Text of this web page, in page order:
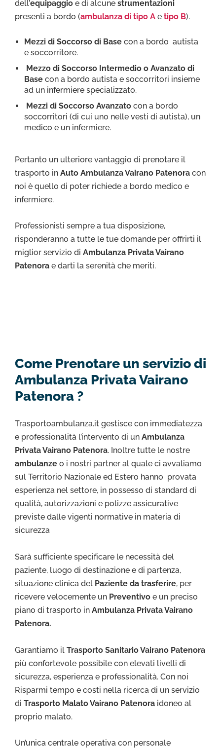
dell’equipaggio e di alcune strumentazioni
presenti a bordo (ambulanza di tipo A e tipo B).
Mezzi di Soccorso di Basecon a bordo autista
e soccorritore.
Mezzo di Soccorso Intermedio o Avanzato di
Basecon a bordo autista e soccorritori insieme
ad un infermiere specializzato.
Mezzi di Soccorso Avanzatocon a bordo
soccorritori (di cui uno nelle vesti di autista), un
medico e un infermiere.
Pertanto un ulteriore vantaggio di prenotare il
trasporto in Auto Ambulanza Vairano Patenora con
noi è quello di poter richiede a bordo medico e
infermiere.
Professionisti sempre a tua disposizione,
risponderanno a tutte le tue domande per offrirti il
miglior servizio di Ambulanza Privata Vairano
Patenora e darti la serenità che meriti.
Come Prenotare un servizio di
Ambulanza Privata Vairano
Patenora ?
Trasportoambulanza.it gestisce con immediatezza
e professionalità l’intervento di un Ambulanza
Privata Vairano Patenora. Inoltre tutte le nostre
ambulanze o i nostri partner al quale ci avvaliamo
sul Territorio Nazionale ed Estero hanno provata
esperienza nel settore, in possesso di standard di
qualità, autorizzazioni e polizze assicurative
previste dalle vigenti normative in materia di
sicurezza
Sarà sufficiente specificare le necessità del
paziente, luogo di destinazione e di partenza,
situazione clinica del Paziente da trasferire, per
ricevere velocemente un Preventivo e un preciso
piano di trasporto in Ambulanza Privata Vairano
Patenora.
Garantiamo il Trasporto Sanitario Vairano Patenora
più confortevole possibile con elevati livelli di
sicurezza, esperienza e professionalità. Con noi
Risparmi tempo e costi nella ricerca di un servizio
di Trasporto Malato Vairano Patenora idoneo al
proprio malato.
Un’unica centrale operativa con personale